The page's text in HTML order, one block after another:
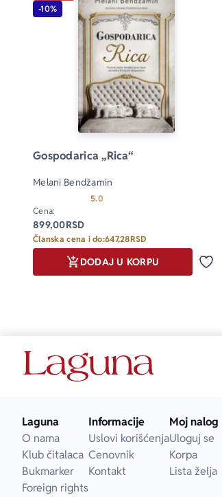
-10%
Gospodarica „Rica“
Melani Bendžamin
5.0Prosecna ocena je 5.0 od 5
Cena:
899,00RSD
Članska cena i do:647,28RSD
DODAJ U KORPU
Laguna
O nama
Klub čitalaca
Bukmarker
Foreign rights
Informacije
Uslovi korišćenja
Cenovnik
Kontakt
Moj nalog
Uloguj se
Korpa
Lista želja